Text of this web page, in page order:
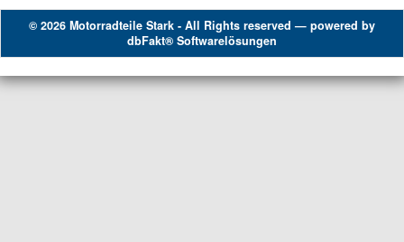
© 2026 Motorradteile Stark - All Rights reserved — powered by
dbFakt® Softwarelösungen